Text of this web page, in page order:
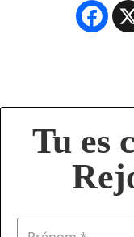
Tu es